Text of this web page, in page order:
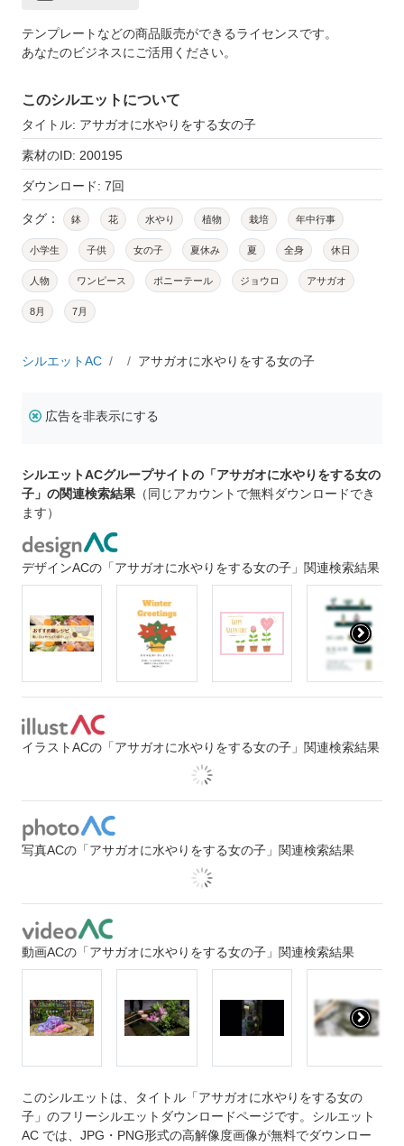
テンプレートなどの商品販売ができるライセンスです。
あなたのビジネスにご活用ください。
このシルエットについて
タイトル: アサガオに水やりをする女の子
素材のID: 200195
ダウンロード: 7回
タグ： 鉢 花 水やり 植物 栽培 年中行事
小学生 子供 女の子 夏休み 夏 全身 休日
人物 ワンピース ポニーテール ジョウロ アサガオ
8月 7月
シルエットAC アサガオに水やりをする女の子
広告を非表示にする
シルエットACグループサイトの「アサガオに水やりをする女の
子」の関連検索結果 （同じアカウントで無料ダウンロードでき
ます）
デザインACの「アサガオに水やりをする女の子」関連検索結果
イラストACの「アサガオに水やりをする女の子」関連検索結果
写真ACの「アサガオに水やりをする女の子」関連検索結果
動画ACの「アサガオに水やりをする女の子」関連検索結果
このシルエットは、タイトル「アサガオに水やりをする女の
子」のフリーシルエットダウンロードページです。シルエット
AC では、JPG・PNG形式の高解像度画像が無料でダウンロー